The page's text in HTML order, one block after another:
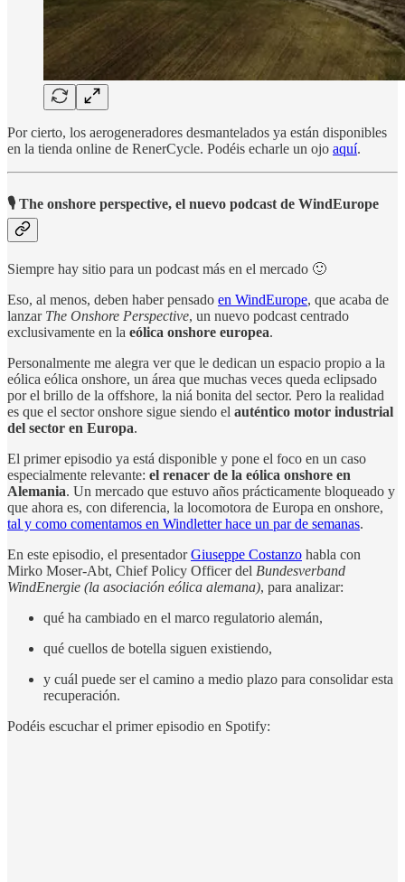
Por cierto, los aerogeneradores desmantelados ya están disponibles
en la tienda online de RenerCycle. Podéis echarle un ojo aquí.
🎙️ The onshore perspective, el nuevo podcast de WindEurope
Siempre hay sitio para un podcast más en el mercado 🙂
Eso, al menos, deben haber pensado en WindEurope, que acaba de
lanzar The Onshore Perspective, un nuevo podcast centrado
exclusivamente en la eólica onshore europea.
Personalmente me alegra ver que le dedican un espacio propio a la
eólica eólica onshore, un área que muchas veces queda eclipsado
por el brillo de la offshore, la niá bonita del sector. Pero la realidad
es que el sector onshore sigue siendo el auténtico motor industrial
del sector en Europa.
El primer episodio ya está disponible y pone el foco en un caso
especialmente relevante: el renacer de la eólica onshore en
Alemania. Un mercado que estuvo años prácticamente bloqueado y
que ahora es, con diferencia, la locomotora de Europa en onshore,
tal y como comentamos en Windletter hace un par de semanas.
En este episodio, el presentadorGiuseppe Costanzo habla con
Mirko Moser-Abt, Chief Policy Officer del Bundesverband
WindEnergie (la asociación eólica alemana), para analizar:
qué ha cambiado en el marco regulatorio alemán,
qué cuellos de botella siguen existiendo,
y cuál puede ser el camino a medio plazo para consolidar esta
recuperación.
Podéis escuchar el primer episodio en Spotify: